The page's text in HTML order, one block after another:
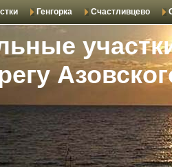
Генгорка Счастливцево